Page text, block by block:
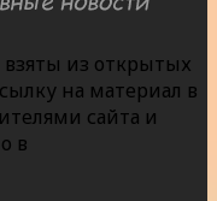
из открытых
на материал в
сайта и
в